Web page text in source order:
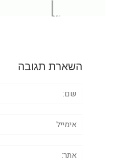
השארת תגובה